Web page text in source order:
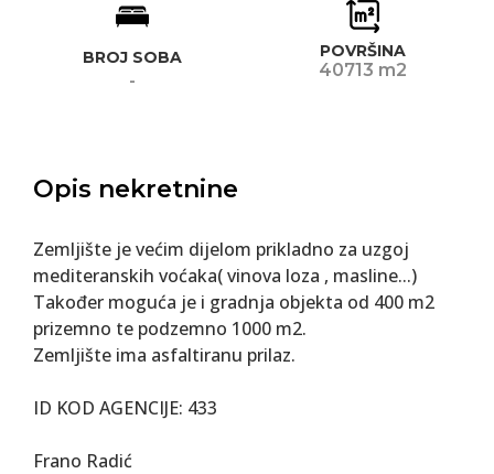
BROJ SOBA
-
POVRŠINA
40713 m2
Opis nekretnine
Zemljište je većim dijelom prikladno za uzgoj
mediteranskih voćaka( vinova loza , masline...)
Također moguća je i gradnja objekta od 400 m2
prizemno te podzemno 1000 m2.
Zemljište ima asfaltiranu prilaz.
ID KOD AGENCIJE: 433
Frano Radić